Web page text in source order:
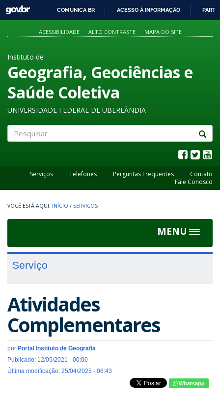
PARA
O
GOVBR
COMUNICA BR ACESSO À INFORMAÇÃO
ACESSIBILIDADE ALTO CONTRASTE MAPA DO SITE
Instituto de
Geografia, Geociências e
Saúde Coletiva
UNIVERSIDADE FEDERAL DE UBERLÂNDIA
Serviços Telefones Perguntas Frequentes
Contato
Fale Conosco
INÍCIO / SERVICOS
MENU
Toggle
Serviço
Atividades
Complementares
por Portal Instituto de Geografia
Publicado: 12/05/2021 - 00:00
Última modificação: 25/04/2025 - 08:43
Whatsapp